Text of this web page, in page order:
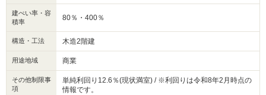
建ぺい率・容
積率
80％・400％
構造・工法 木造2階建
用途地域 商業
その他制限事
項
単純利回り12.6％(現状満室) / ※利回りは令和8年2月時点の
情報です。